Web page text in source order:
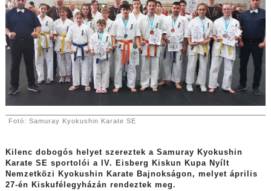
Fotó: Samuray Kyokushin Karate SE
Kilenc dobogós helyet szereztek a Samuray Kyokushin
Karate SE sportolói a IV. Eisberg Kiskun Kupa Nyílt
Nemzetközi Kyokushin Karate Bajnokságon, melyet április
27-én Kiskufélegyházán rendeztek meg.